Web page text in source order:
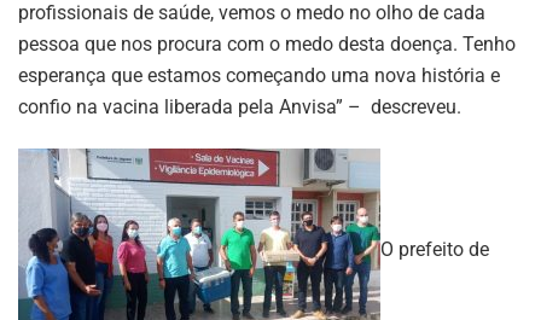
profissionais de saúde, vemos o medo no olho de cada
pessoa que nos procura com o medo desta doença. Tenho
esperança que estamos começando uma nova história e
confio na vacina liberada pela Anvisa” – descreveu.
O prefeito de